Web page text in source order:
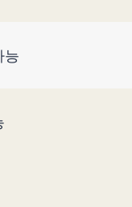
능